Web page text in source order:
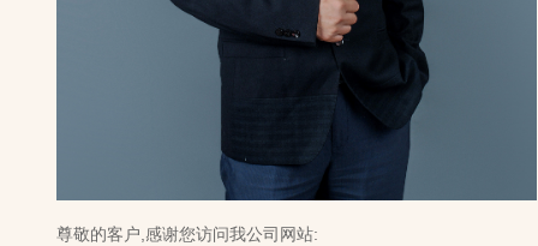
尊敬的客户,感谢您访问我公司网站: